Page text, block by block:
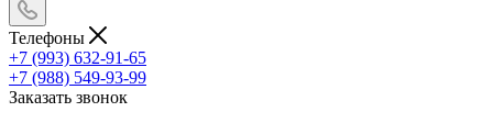
Телефоны
+7 (993) 632-91-65
+7 (988) 549-93-99
Заказать звонок